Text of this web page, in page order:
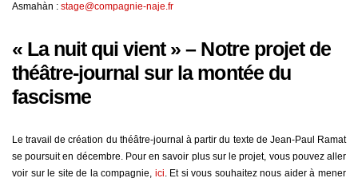
Asmahàn : stage@compagnie-naje.fr
« La nuit qui vient » – Notre projet de
théâtre-journal sur la montée du
fascisme
Le travail de création du théâtre-journal à partir du texte de Jean-Paul Ramat
se poursuit en décembre. Pour en savoir plus sur le projet, vous pouvez aller
voir sur le site de la compagnie, ici . Et si vous souhaitez nous aider à mener